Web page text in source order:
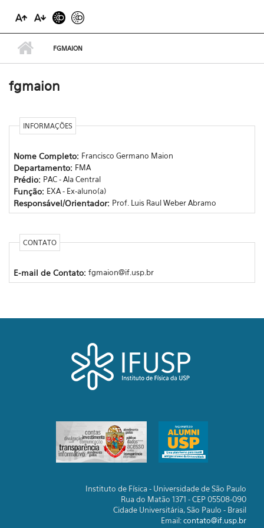
FGMAION
fgmaion
INFORMAÇÕES
Nome Completo: Francisco Germano Maion
Departamento: FMA
Prédio: PAC - Ala Central
Função: EXA - Ex-aluno(a)
Responsável/Orientador: Prof. Luis Raul Weber Abramo
CONTATO
E-mail de Contato: fgmaion@if.usp.br
Instituto de Física - Universidade de São Paulo
Rua do Matão 1371 - CEP 05508-090
Cidade Universitária, São Paulo - Brasil
Email:contato@if.usp.br